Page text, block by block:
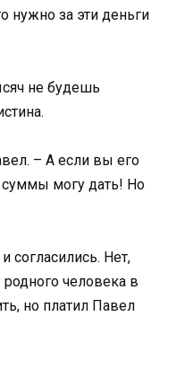
нужно за эти деньги
не будешь
– А если вы его
суммы могу дать! Но
согласились. Нет,
родного человека в
но платил Павел